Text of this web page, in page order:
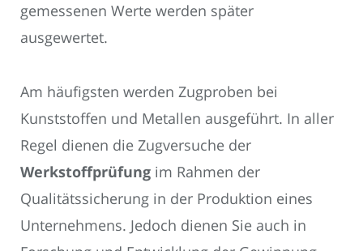
gemessenen Werte werden später
ausgewertet.
Am häufigsten werden Zugproben bei
Kunststoffen und Metallen ausgeführt. In aller
Regel dienen die Zugversuche der
Werkstoffprüfung im Rahmen der
Qualitätssicherung in der Produktion eines
Unternehmens. Jedoch dienen Sie auch in